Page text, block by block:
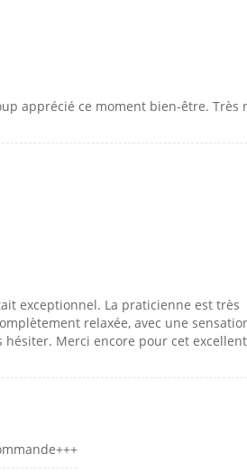
apprécié ce moment bien-être. Très
exceptionnel. La praticienne est très
relaxée, avec une
Merci encore pour cet